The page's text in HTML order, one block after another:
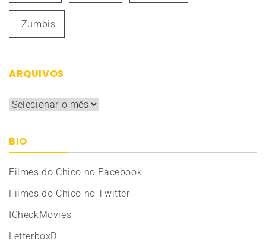
Zumbis
ARQUIVOS
Arquivos
BIO
Filmes do Chico no Facebook
Filmes do Chico no Twitter
ICheckMovies
LetterboxD